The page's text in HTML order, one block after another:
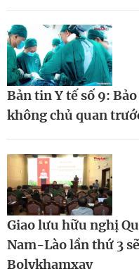
Bản tin Y tế số 9:
không chủ quan
Giao lưu hữu nghị
Nam-Lào lần thứ 3
Bolykhamxay